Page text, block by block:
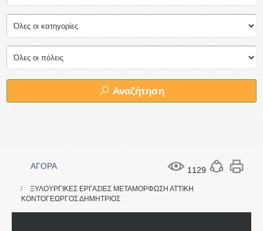
Αναζήτηση
1129
ΑΓΟΡΑ
ΞΥΛΟΥΡΓΙΚΕΣ ΕΡΓΑΣΙΕΣ ΜΕΤΑΜΟΡΦΩΣΗ ΑΤΤΙΚΗ
ΚΟΝΤΟΓΕΩΡΓΟΣ ΔΗΜΗΤΡΙΟΣ